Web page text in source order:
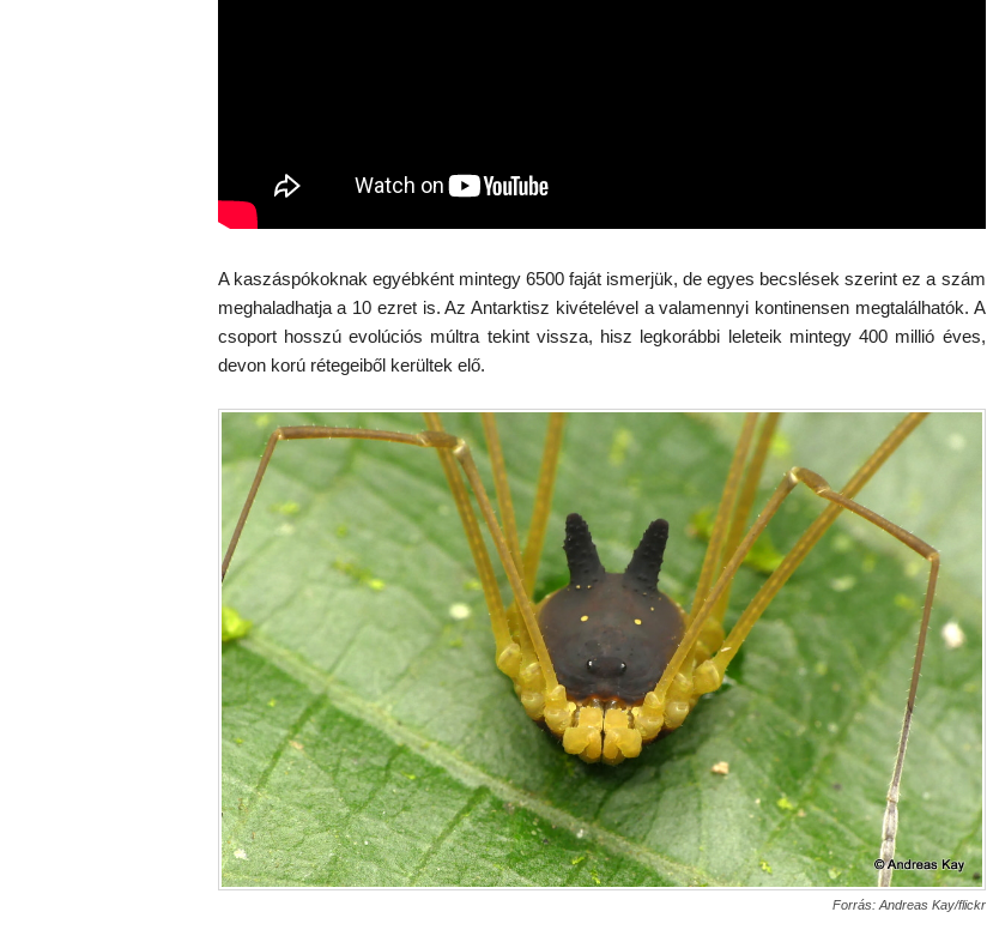
A kaszáspókoknak egyébként mintegy 6500 faját ismerjük, de egyes becslések szerint ez a szám
meghaladhatja a 10 ezret is. Az Antarktisz kivételével a valamennyi kontinensen megtalálhatók. A
csoport hosszú evolúciós múltra tekint vissza, hisz legkorábbi leleteik mintegy 400 millió éves,
devon korú rétegeiből kerültek elő.
Forrás: Andreas Kay/flickr